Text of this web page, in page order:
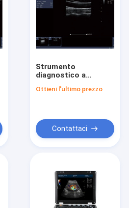
Strumento
diagnostico a
colori digitale DCU10
Ottieni l'ultimo prezzo
Contattaci